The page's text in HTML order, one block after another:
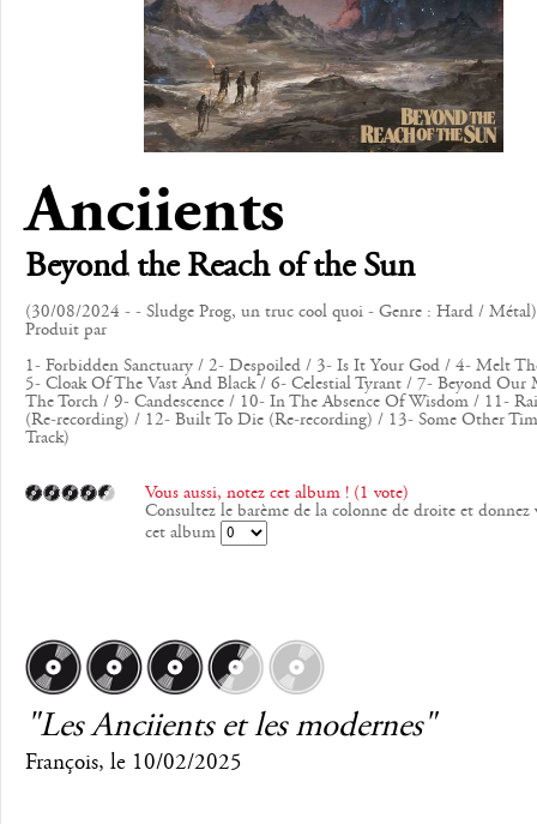
Anciients
Beyond the Reach of the Sun
(30/08/2024 - - Sludge Prog, un truc cool quoi - Genre : Hard / Métal)
Produit par
1- Forbidden Sanctuary / 2- Despoiled / 3- Is It Your God / 4- Melt
5- Cloak Of The Vast And Black / 6- Celestial Tyrant / 7- Beyond Our
The Torch / 9- Candescence / 10- In The Absence Of Wisdom / 11-
(Re-recording) / 12- Built To Die (Re-recording) / 13- Some Other
Track)
Vous aussi, notez cet album ! (1 vote)
Consultez le barème de la colonne de droite et donnez
cet album
"Les Anciients et les modernes"
François, le 10/02/2025